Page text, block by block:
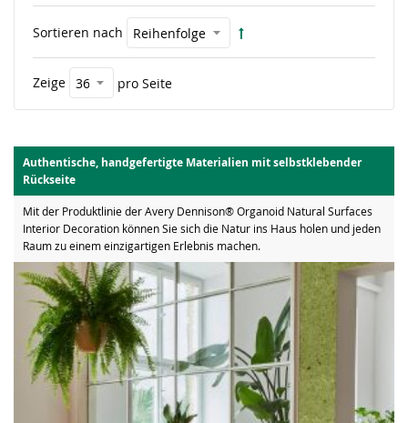
Sortieren nach
Zeige pro Seite
Authentische, handgefertigte Materialien mit selbstklebender
Rückseite
Mit der Produktlinie der Avery Dennison® Organoid Natural Surfaces
Interior Decoration können Sie sich die Natur ins Haus holen und jeden
Raum zu einem einzigartigen Erlebnis machen.